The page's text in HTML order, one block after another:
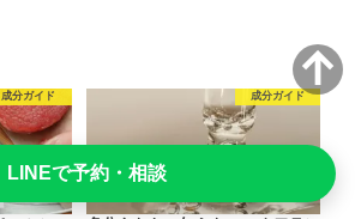
成分ガイド 成分ガイド
LINEで予約・相談